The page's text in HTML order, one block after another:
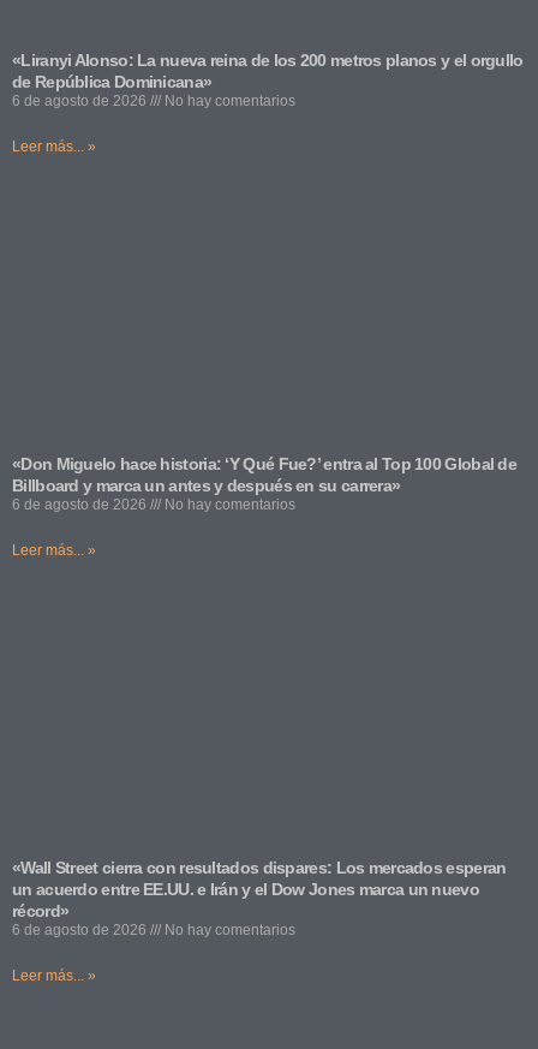
«Liranyi Alonso: La nueva reina de los 200 metros planos y el orgullo
de República Dominicana»
6 de agosto de 2026 No hay comentarios
Leer más... »
«Don Miguelo hace historia: ‘Y Qué Fue?’ entra al Top 100 Global de
Billboard y marca un antes y después en su carrera»
6 de agosto de 2026 No hay comentarios
Leer más... »
«Wall Street cierra con resultados dispares: Los mercados esperan
un acuerdo entre EE.UU. e Irán y el Dow Jones marca un nuevo
récord»
6 de agosto de 2026 No hay comentarios
Leer más... »